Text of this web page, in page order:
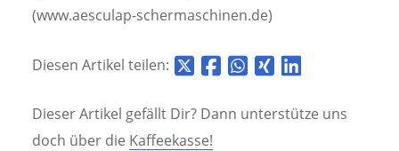
(www.aesculap-schermaschinen.de)
Diesen Artikel teilen:
Dieser Artikel gefällt Dir? Dann unterstütze uns
doch über die Kaffeekasse!